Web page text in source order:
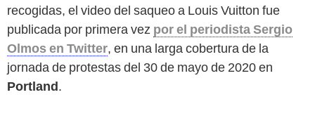
recogidas, el video del saqueo a Louis Vuitton fue
publicada por primera vez por el periodista Sergio
Olmos en Twitter, en una larga cobertura de la
jornada de protestas del 30 de mayo de 2020 en
Portland.